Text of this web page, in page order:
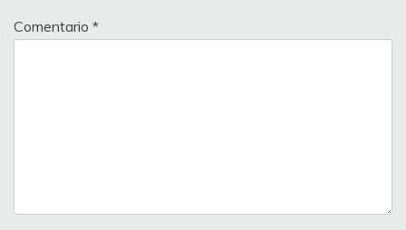
Comentario *